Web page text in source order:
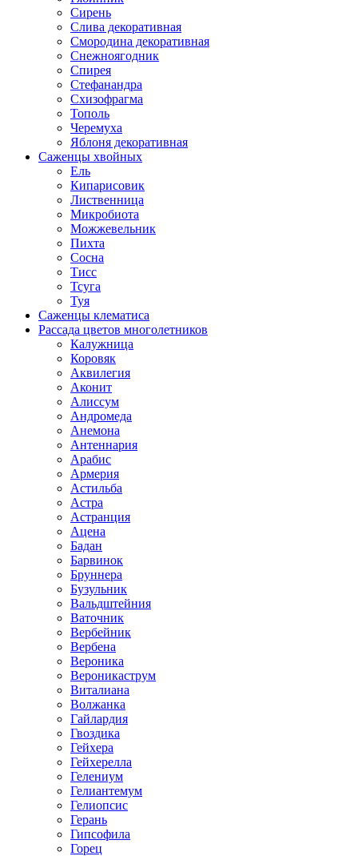
Сирень
Слива декоративная
Смородина декоративная
Снежноягодник
Спирея
Стефанандра
Схизофрагма
Тополь
Черемуха
Яблоня декоративная
Саженцы хвойных
Ель
Кипарисовик
Лиственница
Микробиота
Можжевельник
Пихта
Сосна
Тисс
Тсуга
Туя
Саженцы клематиса
Рассада цветов многолетников
Калужница
Коровяк
Аквилегия
Аконит
Алиссум
Андромеда
Анемона
Антеннария
Арабис
Армерия
Астильба
Астра
Астранция
Ацена
Бадан
Барвинок
Бруннера
Бузульник
Вальдштейния
Ваточник
Вербейник
Вербена
Вероника
Вероникаструм
Виталиана
Волжанка
Гайлардия
Гвоздика
Гейхера
Гейхерелла
Гелениум
Гелиантемум
Гелиопсис
Герань
Гипсофила
Горец